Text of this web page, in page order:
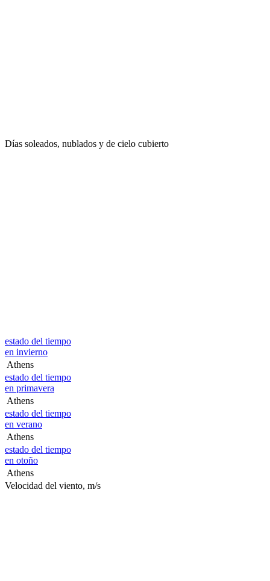
Días soleados, nublados y de cielo cubierto
estado del tiempo
en invierno
Athens
estado del tiempo
en primavera
Athens
estado del tiempo
en verano
Athens
estado del tiempo
en otoño
Athens
Velocidad del viento, m/s